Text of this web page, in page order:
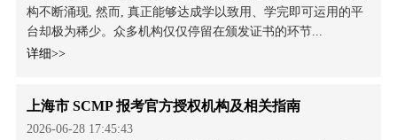
构不断涌现, 然而, 真正能够达成学以致用、学完即可运用的平
台却极为稀少。众多机构仅仅停留在颁发证书的环节...
详细>>
上海市 SCMP 报考官方授权机构及相关指南
2026-06-28 17:45:43